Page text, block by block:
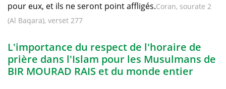
pour eux, et ils ne seront point affligés.Coran, sourate 2
(Al Baqara), verset 277
L'importance du respect de l'horaire de
prière dans l'Islam pour les Musulmans de
BIR MOURAD RAIS et du monde entier